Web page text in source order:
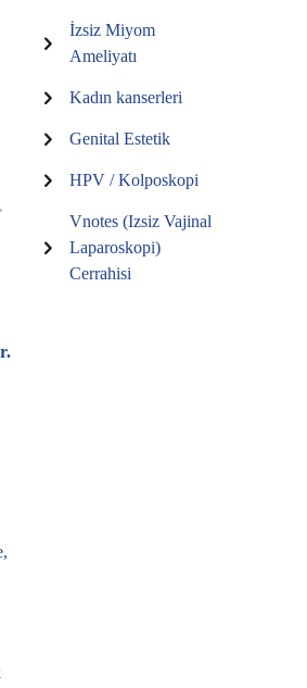
İzsiz Miyom
Ameliyatı
Kadın kanserleri
Genital Estetik
HPV / Kolposkopi
Vnotes (Izsiz Vajinal
Laparoskopi)
Cerrahisi